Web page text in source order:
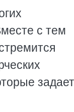
с тем